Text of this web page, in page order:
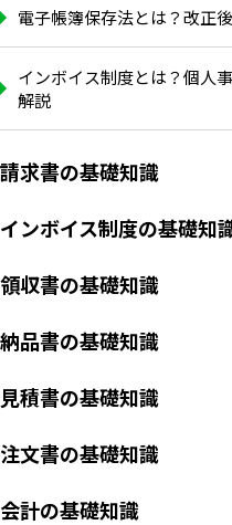
電子帳簿保存法とは？改正
インボイス制度とは？個人
解説
請求書の基礎知識
インボイス制度の基礎知
領収書の基礎知識
納品書の基礎知識
見積書の基礎知識
注文書の基礎知識
会計の基礎知識